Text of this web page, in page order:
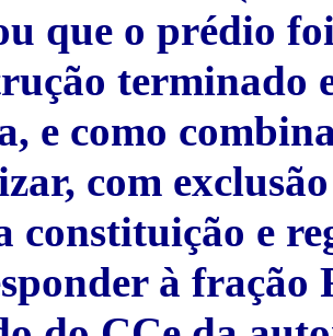
que o prédio
terminado
e como
com
constituição e
à fração